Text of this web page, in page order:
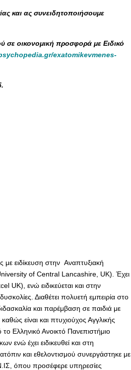
και ας συνειδητοποιήσουμε
σε οικονομική προσφορά με Ειδικό
exatomikevmenes-
ειδίκευση στην Αναπτυξιακή
of Central Lancashire, UK). Έχει
UK), ενώ ειδικεύεται και στην
Διαθέτει πολυετή εμπειρία στο
και παρέμβαση σε παιδιά με
είναι και πτυχιούχος Αγγλικής
Ελληνικό Ανοικτό Πανεπιστήμιο
ενώ έχει ειδικευθεί και στη
και εθελοντισμού συνεργάστηκε με
όπου προσέφερε υπηρεσίες